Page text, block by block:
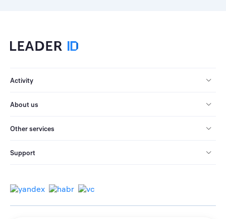
Activity
About us
Other services
Support